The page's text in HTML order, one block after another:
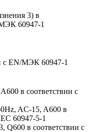
3) в
60947-1
с EN/МЭК 60947-1
в соответствии с
AC-15, A600 в
60947-5-1
Q600 в соответствии с